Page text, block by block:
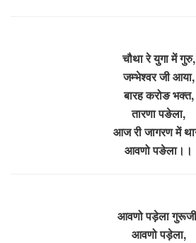
चौथा रे युगा में गुरु,
जम्भेश्वर जी आया,
बारह करोङ भक्त,
तारणा पङेला,
आज री जागरण में
आवणो पङेला।।
आवणो पड़ेला
आवणो पड़ेला,